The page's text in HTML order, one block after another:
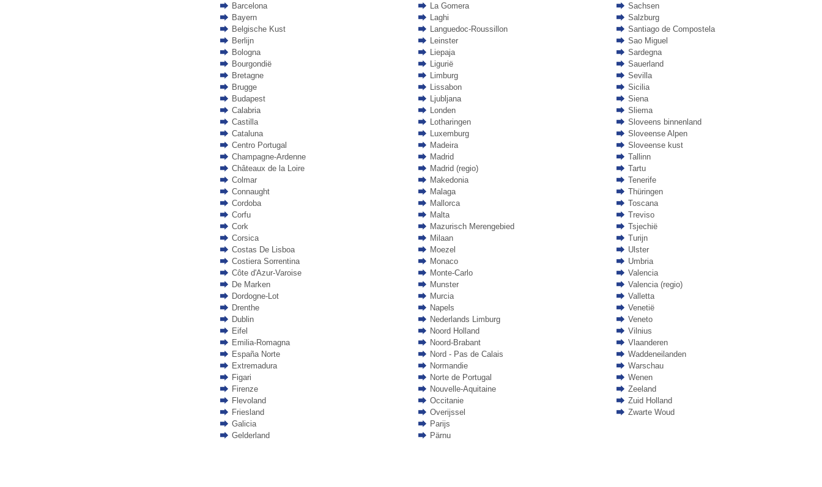
Barcelona
Bayern
Belgische Kust
Berlijn
Bologna
Bourgondië
Bretagne
Brugge
Budapest
Calabria
Castilla
Cataluna
Centro Portugal
Champagne-Ardenne
Châteaux de la Loire
Colmar
Connaught
Cordoba
Corfu
Cork
Corsica
Costas De Lisboa
Costiera Sorrentina
Côte d'Azur-Varoise
De Marken
Dordogne-Lot
Drenthe
Dublin
Eifel
Emilia-Romagna
España Norte
Extremadura
Figari
Firenze
Flevoland
Friesland
Galicia
Gelderland
La Gomera
Laghi
Languedoc-Roussillon
Leinster
Liepaja
Ligurië
Limburg
Lissabon
Ljubljana
Londen
Lotharingen
Luxemburg
Madeira
Madrid
Madrid (regio)
Makedonia
Malaga
Mallorca
Malta
Mazurisch Merengebied
Milaan
Moezel
Monaco
Monte-Carlo
Munster
Murcia
Napels
Nederlands Limburg
Noord Holland
Noord-Brabant
Nord - Pas de Calais
Normandie
Norte de Portugal
Nouvelle-Aquitaine
Occitanie
Overijssel
Parijs
Pärnu
Sachsen
Salzburg
Santiago de Compostela
Sao Miguel
Sardegna
Sauerland
Sevilla
Sicilia
Siena
Sliema
Sloveens binnenland
Sloveense Alpen
Sloveense kust
Tallinn
Tartu
Tenerife
Thüringen
Toscana
Treviso
Tsjechië
Turijn
Ulster
Umbria
Valencia
Valencia (regio)
Valletta
Venetië
Veneto
Vilnius
Vlaanderen
Waddeneilanden
Warschau
Wenen
Zeeland
Zuid Holland
Zwarte Woud